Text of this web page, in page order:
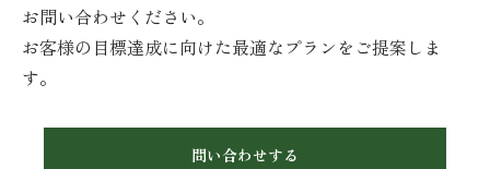
お問い合わせください。
お客様の目標達成に向けた最適なプランをご提案しま
す。
問い合わせする